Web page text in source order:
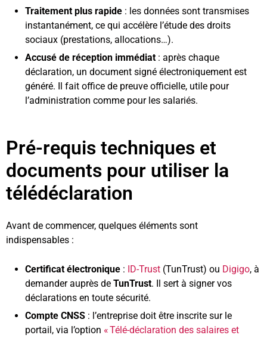
Traitement plus rapide : les données sont transmises
instantanément, ce qui accélère l’étude des droits
sociaux (prestations, allocations…).
Accusé de réception immédiat : après chaque
déclaration, un document signé électroniquement est
généré. Il fait office de preuve officielle, utile pour
l’administration comme pour les salariés.
Pré-requis techniques et
documents pour utiliser la
télédéclaration
Avant de commencer, quelques éléments sont
indispensables :
Certificat électronique : ID-Trust (TunTrust) ou Digigo, à
demander auprès de TunTrust. Il sert à signer vos
déclarations en toute sécurité.
Compte CNSS : l’entreprise doit être inscrite sur le
portail, via l’option « Télé-déclaration des salaires et